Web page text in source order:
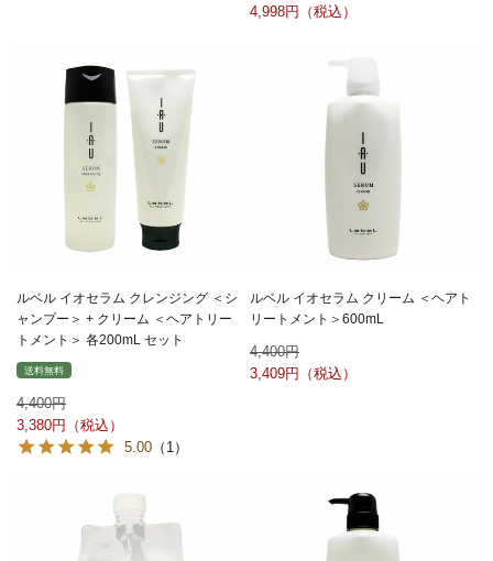
4,998
ルベル イオセラム クレンジング ＜シ
ャンプー＞ + クリーム ＜ヘアトリー
トメント＞ 各200mL セット
送料無料
4,400
3,380
5.00 （1）
ルベル イオセラム クリーム ＜ヘアト
リートメント＞600mL
4,400
3,409